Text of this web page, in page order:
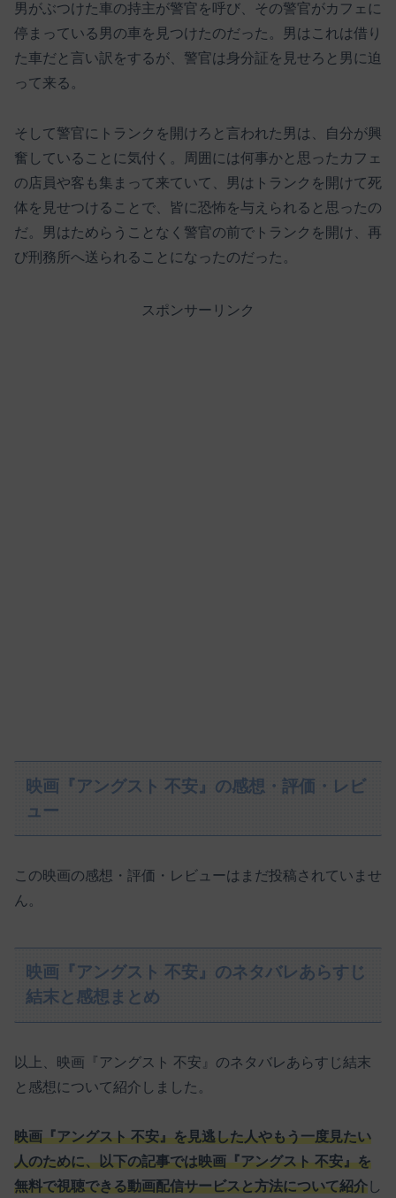
男がぶつけた車の持主が警官を呼び、その警官がカフェに
停まっている男の車を見つけたのだった。男はこれは借り
た車だと言い訳をするが、警官は身分証を見せろと男に迫
って来る。
そして警官にトランクを開けろと言われた男は、自分が興
奮していることに気付く。周囲には何事かと思ったカフェ
の店員や客も集まって来ていて、男はトランクを開けて死
体を見せつけることで、皆に恐怖を与えられると思ったの
だ。男はためらうことなく警官の前でトランクを開け、再
び刑務所へ送られることになったのだった。
スポンサーリンク
映画『アングスト 不安』の感想・評価・レビ
ュー
この映画の感想・評価・レビューはまだ投稿されていませ
ん。
映画『アングスト 不安』のネタバレあらすじ
結末と感想まとめ
以上、映画『アングスト 不安』のネタバレあらすじ結末
と感想について紹介しました。
映画『アングスト 不安』を見逃した人やもう一度見たい
人のために、以下の記事では映画『アングスト 不安』を
無料で視聴できる動画配信サービスと方法について紹介 し